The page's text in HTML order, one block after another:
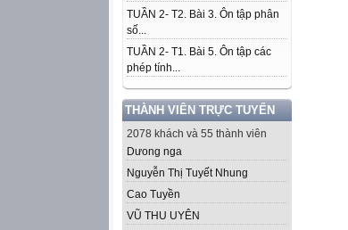
TUẦN 2- T2. Bài 3. Ôn tập phân
số...
TUẦN 2- T1. Bài 5. Ôn tập các
phép tính...
THÀNH VIÊN TRỰC TUYẾN
2078 khách và 55 thành viên
Dưong nga
Nguyễn Thị Tuyết Nhung
Cao Tuyền
VŨ THU UYÊN